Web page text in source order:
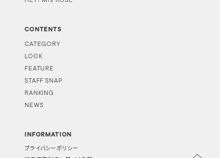
CONTENTS
CATEGORY
LOOK
FEATURE
STAFF SNAP
RANKING
NEWS
INFORMATION
プライバシーポリシー